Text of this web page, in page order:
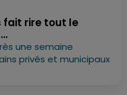
fait rire tout le
une semaine
privés et municipaux